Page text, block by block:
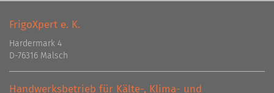
FrigoXpert e. K.
Hardermark 4
D-76316 Malsch
Handwerksbetrieb für Kälte-, Klima- und